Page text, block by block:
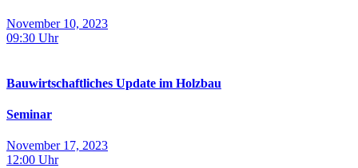
November 10, 2023
09:30 Uhr
Bauwirtschaftliches Update im Holzbau
Seminar
November 17, 2023
12:00 Uhr